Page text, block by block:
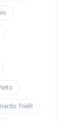
Trielli